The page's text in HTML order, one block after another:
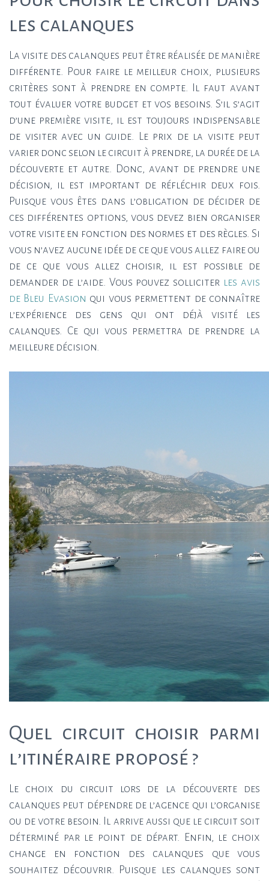
les calanques
La visite des calanques peut être réalisée de manière
différente. Pour faire le meilleur choix, plusieurs
critères sont à prendre en compte. Il faut avant
tout évaluer votre budget et vos besoins. S’il s’agit
d’une première visite, il est toujours indispensable
de visiter avec un guide. Le prix de la visite peut
varier donc selon le circuit à prendre, la durée de la
découverte et autre. Donc, avant de prendre une
décision, il est important de réfléchir deux fois.
Puisque vous êtes dans l’obligation de décider de
ces différentes options, vous devez bien organiser
votre visite en fonction des normes et des règles. Si
vous n’avez aucune idée de ce que vous allez faire ou
de ce que vous allez choisir, il est possible de
demander de l’aide. Vous pouvez solliciter les avis
de Bleu Evasion qui vous permettent de connaître
l’expérience des gens qui ont déjà visité les
calanques. Ce qui vous permettra de prendre la
meilleure décision.
Quel circuit choisir parmi
l’itinéraire proposé ?
Le choix du circuit lors de la découverte des
calanques peut dépendre de l’agence qui l’organise
ou de votre besoin. Il arrive aussi que le circuit soit
déterminé par le point de départ. Enfin, le choix
change en fonction des calanques que vous
souhaitez découvrir. Puisque les calanques sont